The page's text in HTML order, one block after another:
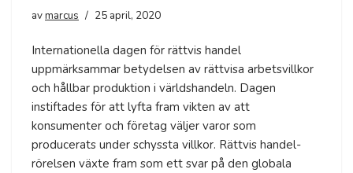
avmarcus 25 april, 2020
Internationella dagen för rättvis handel
uppmärksammar betydelsen av rättvisa arbetsvillkor
och hållbar produktion i världshandeln. Dagen
instiftades för att lyfta fram vikten av att
konsumenter och företag väljer varor som
producerats under schyssta villkor. Rättvis handel-
rörelsen växte fram som ett svar på den globala